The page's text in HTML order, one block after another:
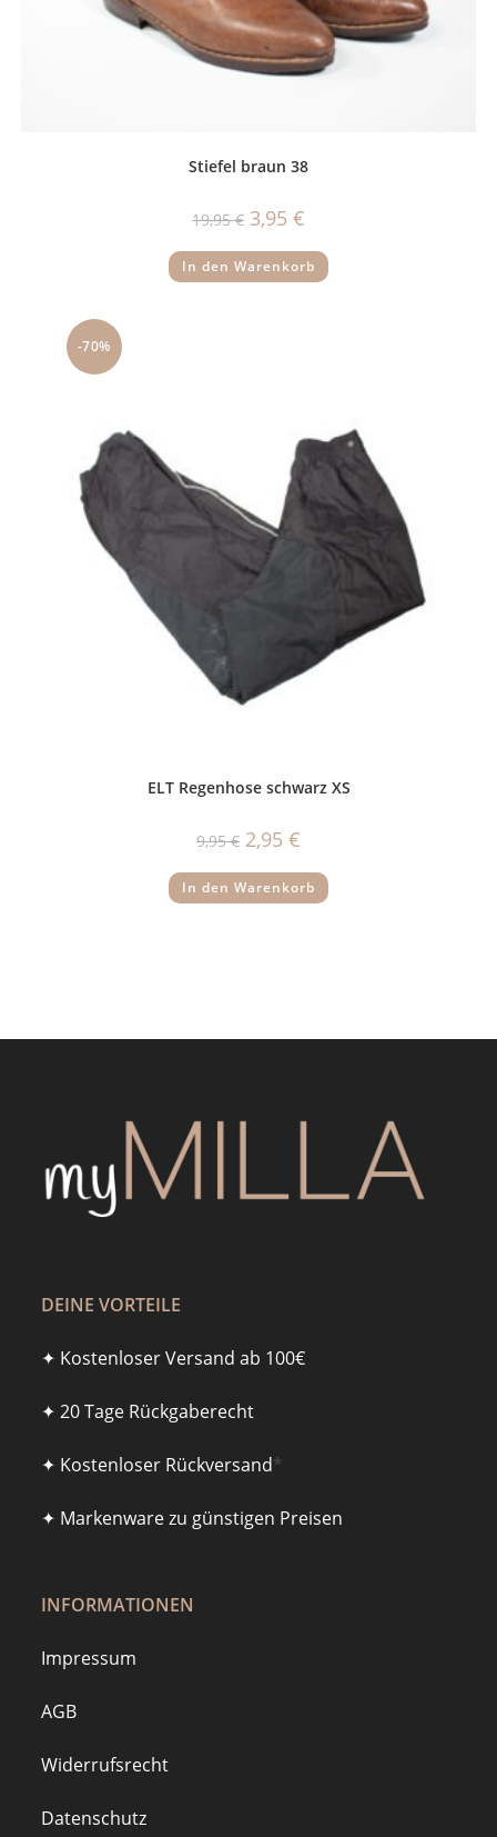
Stiefel braun 38
19,95€ Ursprünglicher
Preis
19,95 €
3,95 €
3,95 €.
In den Warenkorb
-70%
ELT Regenhose schwarz XS
9,95€ Ursprünglicher
Preis
9,95 €
2,95 €
2,95 €.
In den Warenkorb
DEINE VORTEILE
✦ Kostenloser Versand ab 100€
✦ 20 Tage Rückgaberecht
✦ Kostenloser Rückversand*
✦ Markenware zu günstigen Preisen
INFORMATIONEN
Impressum
AGB
Widerrufsrecht
Datenschutz